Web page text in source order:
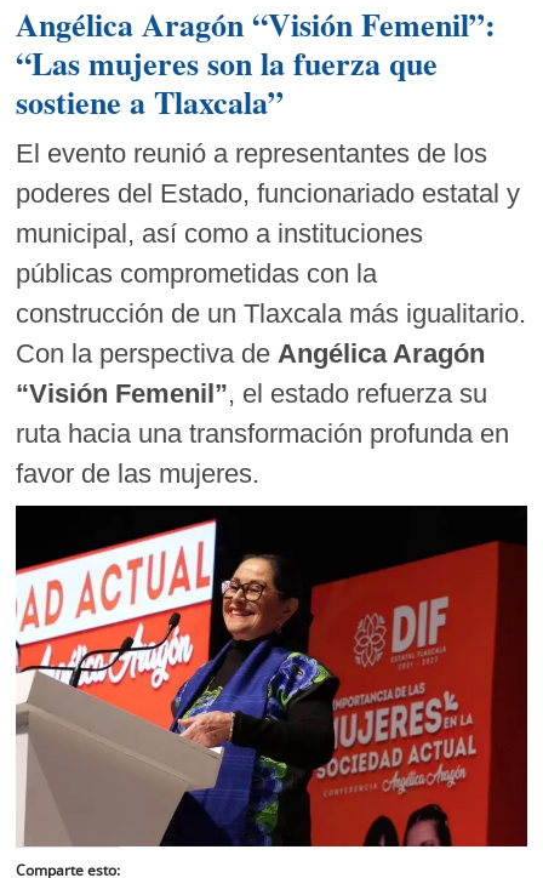
Angélica Aragón “Visión Femenil”:
“Las mujeres son la fuerza que
sostiene a Tlaxcala”
El evento reunió a representantes de los
poderes del Estado, funcionariado estatal y
municipal, así como a instituciones
públicas comprometidas con la
construcción de un Tlaxcala más igualitario.
Con la perspectiva deAngélica Aragón
“Visión Femenil”, el estado refuerza su
ruta hacia una transformación profunda en
favor de las mujeres.
Comparte esto: